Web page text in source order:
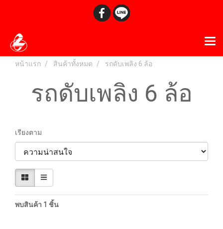
หน้าแรก สินค้าทั้งหมด รถดับเพลิง 6 ล้อ
รถดับเพลิง 6 ล้อ
เรียงตาม
พบสินค้า 1 ชิ้น